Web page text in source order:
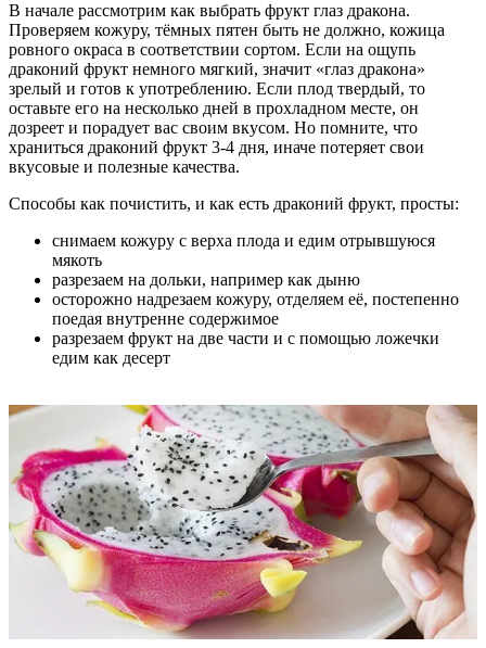
В начале рассмотрим как выбрать фрукт глаз дракона.
Проверяем кожуру, тёмных пятен быть не должно, кожица
ровного окраса в соответствии сортом. Если на ощупь
драконий фрукт немного мягкий, значит «глаз дракона»
зрелый и готов к употреблению. Если плод твердый, то
оставьте его на несколько дней в прохладном месте, он
дозреет и порадует вас своим вкусом. Но помните, что
храниться драконий фрукт 3-4 дня, иначе потеряет свои
вкусовые и полезные качества.
Способы как почистить, и как есть драконий фрукт, просты:
снимаем кожуру с верха плода и едим отрывшуюся
мякоть
разрезаем на дольки, например как дыню
осторожно надрезаем кожуру, отделяем её, постепенно
поедая внутренне содержимое
разрезаем фрукт на две части и с помощью ложечки
едим как десерт